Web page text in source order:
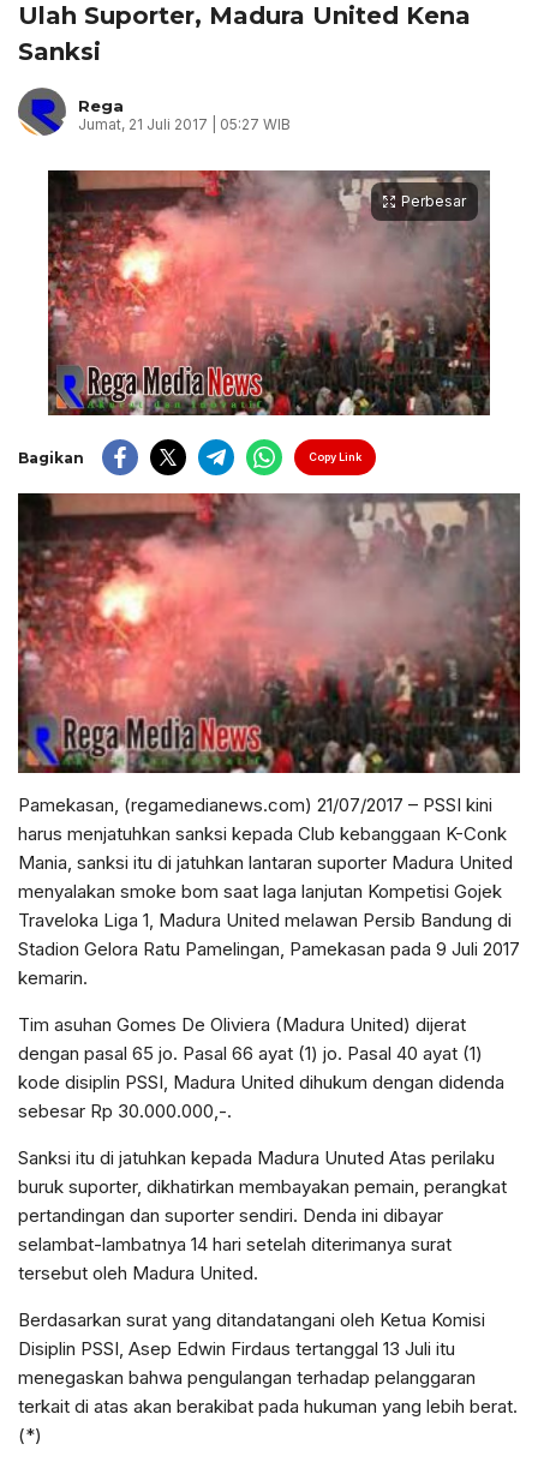
Ulah Suporter, Madura United Kena
Sanksi
Rega
Jumat, 21 Juli 2017 | 05:27 WIB
Perbesar
Bagikan Copy Link
Pamekasan, (regamedianews.com) 21/07/2017 – PSSI kini
harus menjatuhkan sanksi kepada Club kebanggaan K-Conk
Mania, sanksi itu di jatuhkan lantaran suporter Madura United
menyalakan smoke bom saat laga lanjutan Kompetisi Gojek
Traveloka Liga 1, Madura United melawan Persib Bandung di
Stadion Gelora Ratu Pamelingan, Pamekasan pada 9 Juli 2017
kemarin.
Tim asuhan Gomes De Oliviera (Madura United) dijerat
dengan pasal 65 jo. Pasal 66 ayat (1) jo. Pasal 40 ayat (1)
kode disiplin PSSI, Madura United dihukum dengan didenda
sebesar Rp 30.000.000,-.
Sanksi itu di jatuhkan kepada Madura Unuted Atas perilaku
buruk suporter, dikhatirkan membayakan pemain, perangkat
pertandingan dan suporter sendiri. Denda ini dibayar
selambat-lambatnya 14 hari setelah diterimanya surat
tersebut oleh Madura United.
Berdasarkan surat yang ditandatangani oleh Ketua Komisi
Disiplin PSSI, Asep Edwin Firdaus tertanggal 13 Juli itu
menegaskan bahwa pengulangan terhadap pelanggaran
terkait di atas akan berakibat pada hukuman yang lebih berat.
(*)